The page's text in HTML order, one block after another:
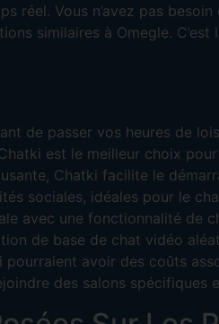
réel. Vous n’avez pas
similaires à Omegle.
de passer vos heures de
est le meilleur choix
Chatki facilite le
sociales, idéales pour le
avec une fonctionnalité
de base de chat vidéo
avoir des coûts
des salons spécifiques